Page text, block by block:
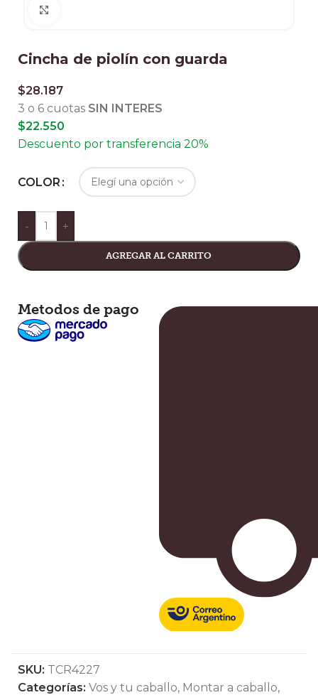
Cincha de piolín con guarda
$28.187
3 o 6 cuotas SIN INTERES
$22.550
Descuento por transferencia 20%
COLOR
- +
AGREGAR AL CARRITO
Metodos de pago
SKU: TCR4227
Categorías: Vos y tu caballo, Montar a caballo,